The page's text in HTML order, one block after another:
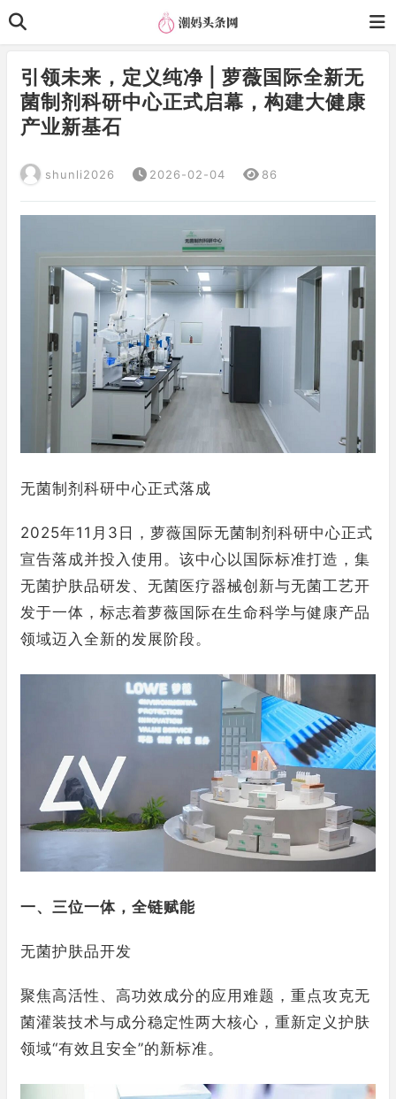
引领未来，定义纯净 | 萝薇国际全新无
菌制剂科研中心正式启幕，构建大健康
产业新基石
shunli2026 2026-02-04 86
无菌制剂科研中心正式落成
2025年11月3日，萝薇国际无菌制剂科研中心正式
宣告落成并投入使用。该中心以国际标准打造，集
无菌护肤品研发、无菌医疗器械创新与无菌工艺开
发于一体，标志着萝薇国际在生命科学与健康产品
领域迈入全新的发展阶段。
一、三位一体，全链赋能
无菌护肤品开发
聚焦高活性、高功效成分的应用难题，重点攻克无
菌灌装技术与成分稳定性两大核心，重新定义护肤
领域“有效且安全”的新标准。